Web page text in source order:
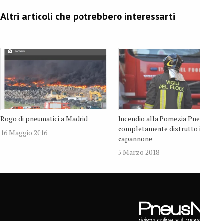
Rogo di pneumatici a Madrid
16 Maggio 2016
Incendio alla Pomezia
completamente distrutto
capannone
5 Marzo 2018